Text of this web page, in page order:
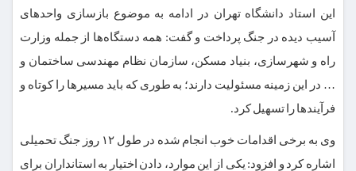
این استاد دانشگاه تهران در ادامه به موضوع بازسازی واحدهای
آسیب دیده در جنگ پرداخت و گفت: همه دستگاه‌ها از جمله وزارت
راه و شهرسازی، بنیاد مسکن، سازمان نظام مهندسی ساختمان و
… در این زمینه مسئولیت دارند؛ به طوری که باید مسیرها را کوتاه و
فرآیندها را تسهیل کرد.
وی به برخی اقدامات خوب انجام شده در طول ۱۲ روز جنگ تحمیلی
اشاره کرد و افزود: یکی از این موارد، دادن اختیار به استانداران برای